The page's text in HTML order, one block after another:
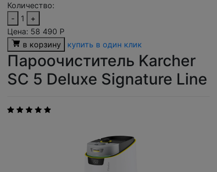
Количество:
-
1
+
Цена: 58 490 Р
в корзину
купить в один клик
Пароочиститель Karcher
SC 5 Deluxe Signature Line